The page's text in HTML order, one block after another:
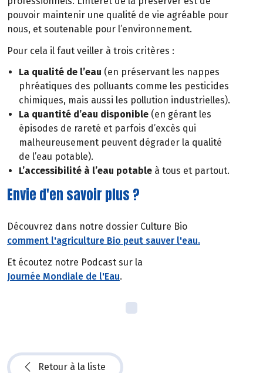
pouvoir maintenir une qualité de vie agréable pour
nous, et soutenable pour l’environnement.
Pour cela il faut veiller à trois critères :
La qualité de l’eau (en préservant les nappes
phréatiques des polluants comme les pesticides
chimiques, mais aussi les pollution industrielles).
La quantité d’eau disponible (en gérant les
épisodes de rareté et parfois d’excès qui
malheureusement peuvent dégrader la qualité
de l’eau potable).
L’accessibilité à l’eau potable à tous et partout.
Envie d'en savoir plus ?
Découvrez dans notre dossier Culture Bio
comment l'agriculture Bio peut sauver l'eau.
Et écoutez notre Podcast sur la
Journée Mondiale de l'Eau.
Retour à la liste